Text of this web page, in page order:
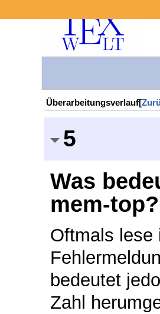
Überarbeitungsverlauf[
5
Was
mem-top?
Oftmals lese
bedeutet
Zahl